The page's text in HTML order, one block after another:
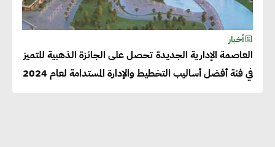
أخبار
العاصمة الإدارية الجديدة تحصل على الجائزة الذهبية للتميز
في فئة أفضل أساليب التخطيط والإدارة المستدامة لعام 2024